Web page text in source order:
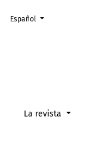
Vol. 5 Núm. 1 (2021)
La revista
Cambiar el idioma. El actual es:
Español